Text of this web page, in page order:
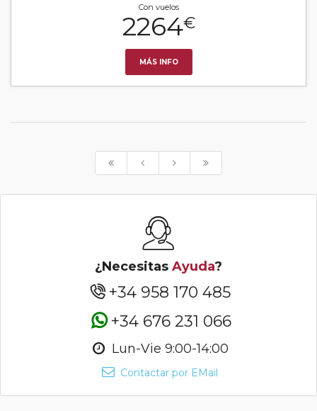
Con vuelos
2264€
MÁS INFO
¿Necesitas Ayuda?
+34 958 170 485
+34 676 231 066
Lun-Vie 9:00-14:00
Contactar por EMail